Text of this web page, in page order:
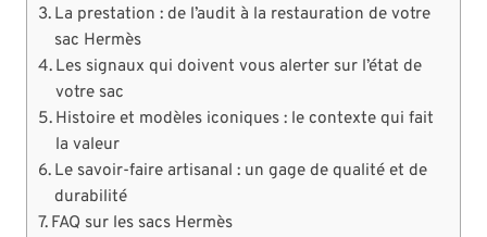
La prestation : de l’audit à la restauration de votre
sac Hermès
Les signaux qui doivent vous alerter sur l’état de
votre sac
Histoire et modèles iconiques : le contexte qui fait
la valeur
Le savoir-faire artisanal : un gage de qualité et de
durabilité
FAQ sur les sacs Hermès